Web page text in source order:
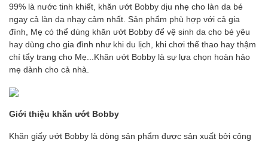
99% là nước tinh khiết, khăn ướt Bobby dịu nhẹ cho làn da bé
ngay cả làn da nhạy cảm nhất. Sản phẩm phù hợp với cả gia
đình, Mẹ có thể dùng khăn ướt Bobby để vệ sinh da cho bé yêu
hay dùng cho gia đình như khi du lịch, khi chơi thể thao hay thậm
chí tẩy trang cho Mẹ...Khăn ướt Bobby là sự lựa chọn hoàn hảo
mẹ dành cho cả nhà.
Giới thiệu khăn ướt Bobby
Khăn giấy ướt Bobby là dòng sản phẩm được sản xuất bởi công